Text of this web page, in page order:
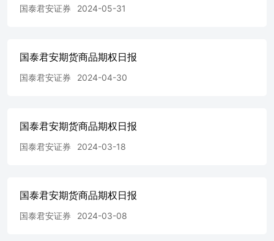
-696 0.7394 0.0557 78048 1576 0.9025 -0.0214 花生主力
15400 -3212 0.4605 -0.0604 53174 952 0.4907 0.0098 豆二主
力 16117 -3699 0.6702 0.0467 34834 2490 0.4256 0.0051 豆
棉花主力 95609 -26411 0.6562 0.0936 446553 3666 0.547
0.0102 苹果主力 9115 -1461 0.3918 -0.1039 70116 1644
-23125 1.1428 0.1371 红枣 145187 -26428 1.1145 0.3775
72259 -67568 1.1655 0.0664 资料来源：RQData，国泰君安
期货研究 表3：期权量化指标 品种 主力合约 剩余交易 日
国泰君安证券 2024-05-31
国泰君安期货商品期权日报
国泰君安证券 2024-04-30
国泰君安期货商品期权日报
国泰君安证券 2024-03-18
国泰君安期货商品期权日报
国泰君安证券 2024-03-08